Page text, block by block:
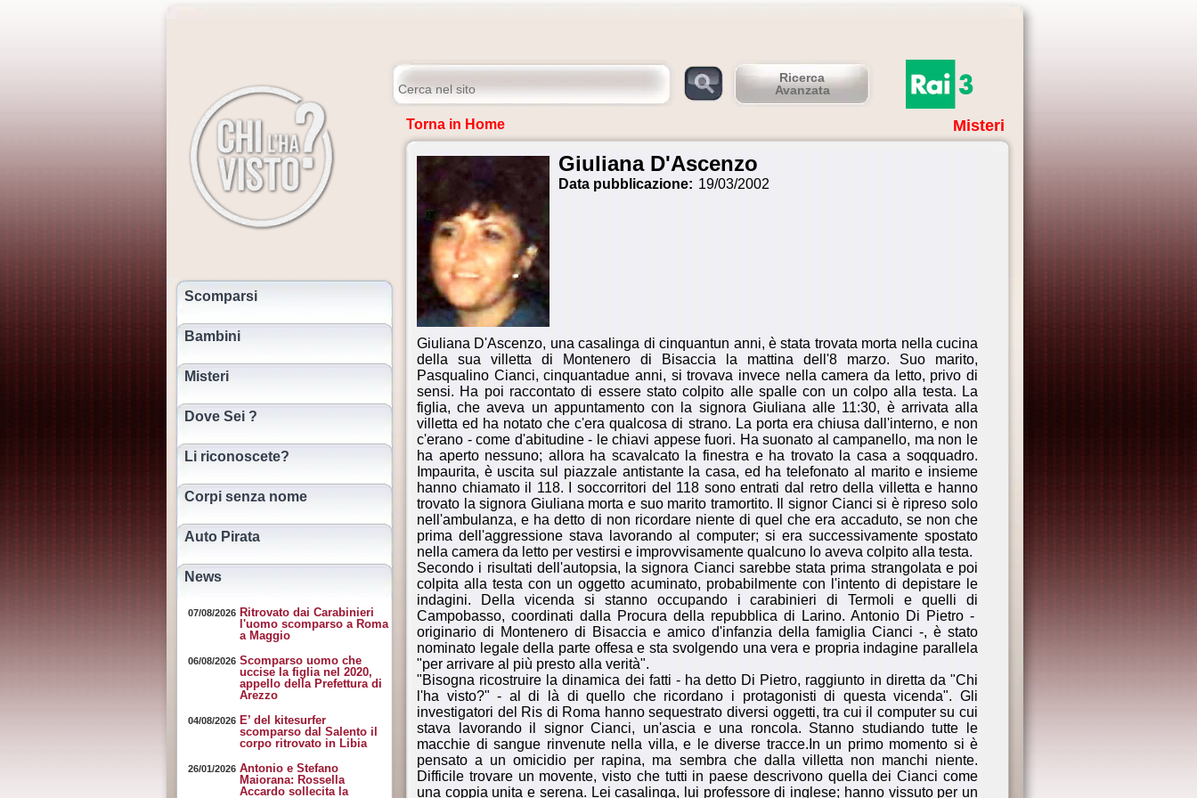
Ricerca
Avanzata
Scomparsi
Bambini
Misteri
Dove Sei ?
Li riconoscete?
Corpi senza nome
Auto Pirata
News
07/08/2026 Ritrovato dai Carabinieri
l'uomo scomparso a Roma
a Maggio
06/08/2026 Scomparso uomo che
uccise la figlia nel 2020,
appello della Prefettura di
Arezzo
04/08/2026 E’ del kitesurfer
scomparso dal Salento il
corpo ritrovato in Libia
26/01/2026 Antonio e Stefano
Maiorana: Rossella
Accardo sollecita la
Torna in Home Misteri
Giuliana D'Ascenzo
Data pubblicazione: 19/03/2002
Giuliana D'Ascenzo, una casalinga di cinquantun anni, è stata trovata morta nella cucina
della sua villetta di Montenero di Bisaccia la mattina dell'8 marzo. Suo marito,
Pasqualino Cianci, cinquantadue anni, si trovava invece nella camera da letto, privo di
sensi. Ha poi raccontato di essere stato colpito alle spalle con un colpo alla testa. La
figlia, che aveva un appuntamento con la signora Giuliana alle 11:30, è arrivata alla
villetta ed ha notato che c'era qualcosa di strano. La porta era chiusa dall'interno, e non
c'erano - come d'abitudine - le chiavi appese fuori. Ha suonato al campanello, ma non le
ha aperto nessuno; allora ha scavalcato la finestra e ha trovato la casa a soqquadro.
Impaurita, è uscita sul piazzale antistante la casa, ed ha telefonato al marito e insieme
hanno chiamato il 118. I soccorritori del 118 sono entrati dal retro della villetta e hanno
trovato la signora Giuliana morta e suo marito tramortito. Il signor Cianci si è ripreso solo
nell'ambulanza, e ha detto di non ricordare niente di quel che era accaduto, se non che
prima dell'aggressione stava lavorando al computer; si era successivamente spostato
nella camera da letto per vestirsi e improvvisamente qualcuno lo aveva colpito alla testa.
Secondo i risultati dell'autopsia, la signora Cianci sarebbe stata prima strangolata e poi
colpita alla testa con un oggetto acuminato, probabilmente con l'intento di depistare le
indagini. Della vicenda si stanno occupando i carabinieri di Termoli e quelli di
Campobasso, coordinati dalla Procura della repubblica di Larino. Antonio Di Pietro -
originario di Montenero di Bisaccia e amico d'infanzia della famiglia Cianci -, è stato
nominato legale della parte offesa e sta svolgendo una vera e propria indagine parallela
"per arrivare al più presto alla verità".
"Bisogna ricostruire la dinamica dei fatti - ha detto Di Pietro, raggiunto in diretta da "Chi
l'ha visto?" - al di là di quello che ricordano i protagonisti di questa vicenda". Gli
investigatori del Ris di Roma hanno sequestrato diversi oggetti, tra cui il computer su cui
stava lavorando il signor Cianci, un'ascia e una roncola. Stanno studiando tutte le
macchie di sangue rinvenute nella villa, e le diverse tracce.In un primo momento si è
pensato a un omicidio per rapina, ma sembra che dalla villetta non manchi niente.
Difficile trovare un movente, visto che tutti in paese descrivono quella dei Cianci come
una coppia unita e serena. Lei casalinga, lui professore di inglese; hanno vissuto per un